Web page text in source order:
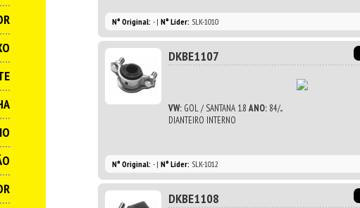
N° Original: - | N° Líder: SLK-1010
DKBE1107
VW: GOL / SANTANA 1.8 ANO: 84/...
DIANTEIRO INTERNO
N° Original: - | N° Líder: SLK-1012
DKBE1108